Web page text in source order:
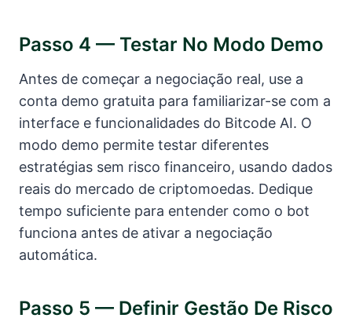
Passo 4 — Testar No Modo Demo
Antes de começar a negociação real, use a
conta demo gratuita para familiarizar-se com a
interface e funcionalidades do Bitcode AI. O
modo demo permite testar diferentes
estratégias sem risco financeiro, usando dados
reais do mercado de criptomoedas. Dedique
tempo suficiente para entender como o bot
funciona antes de ativar a negociação
automática.
Passo 5 — Definir Gestão De Risco